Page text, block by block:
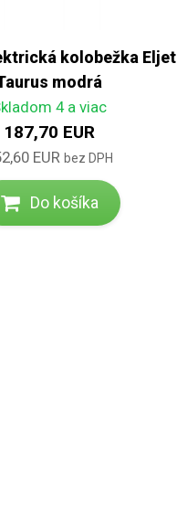
kolobežka Eljet
modrá
4 a viac
187,70 EUR
EUR bez DPH
Do košíka